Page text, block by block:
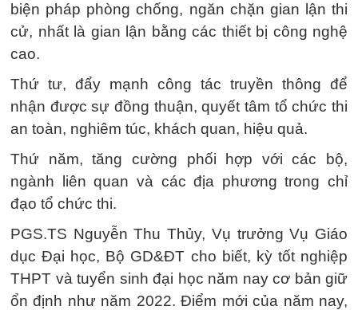
biện pháp phòng chống, ngăn chặn gian lận thi
cử, nhất là gian lận bằng các thiết bị công nghệ
cao.
Thứ tư, đẩy mạnh công tác truyền thông để
nhận được sự đồng thuận, quyết tâm tổ chức thi
an toàn, nghiêm túc, khách quan, hiệu quả.
Thứ năm, tăng cường phối hợp với các bộ,
ngành liên quan và các địa phương trong chỉ
đạo tổ chức thi.
PGS.TS Nguyễn Thu Thủy, Vụ trưởng Vụ Giáo
dục Đại học, Bộ GD&ĐT cho biết, kỳ tốt nghiệp
THPT và tuyển sinh đại học năm nay cơ bản giữ
ổn định như năm 2022. Điểm mới của năm nay,